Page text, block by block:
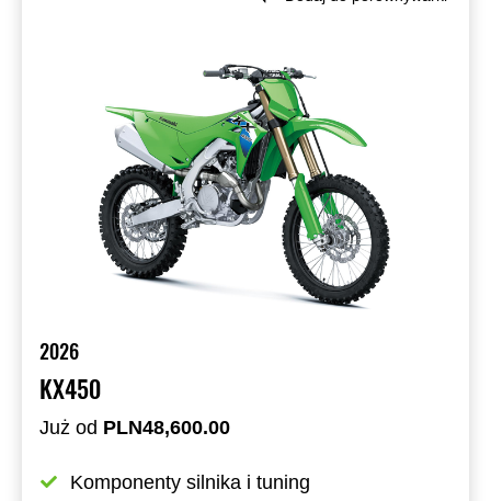
2026
KX450
Już od PLN48,600.00
Komponenty silnika i tuning